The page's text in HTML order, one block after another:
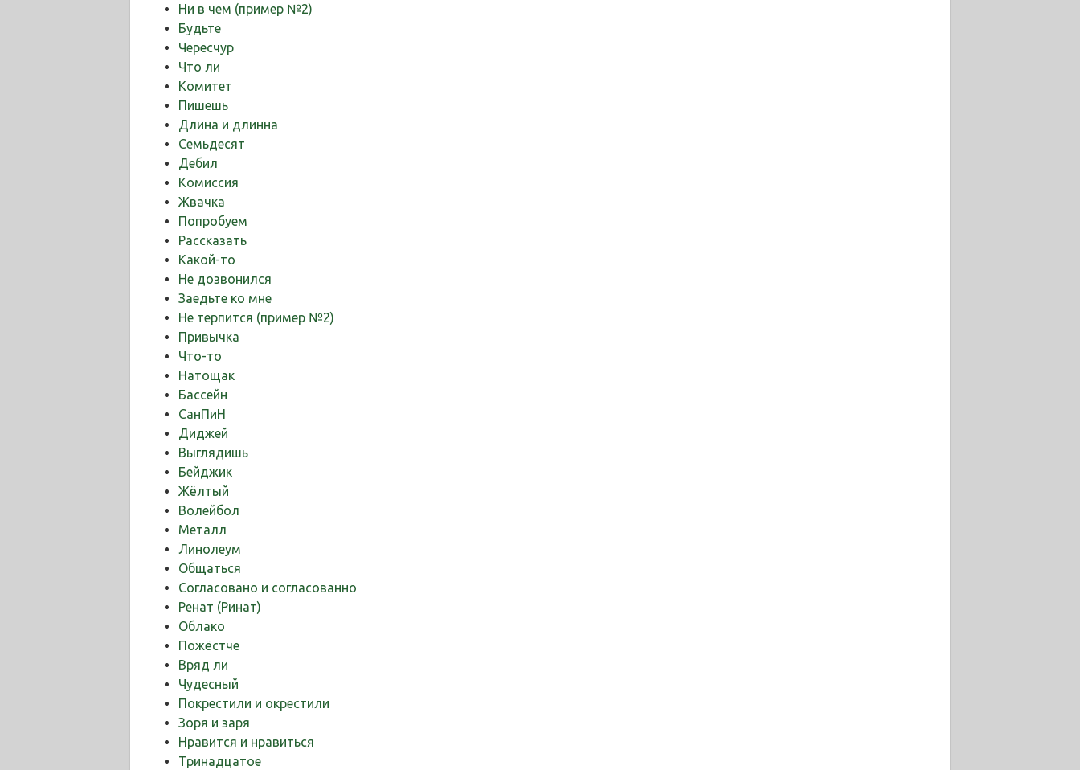
Ни в чем (пример №2)
Будьте
Чересчур
Что ли
Комитет
Пишешь
Длина и длинна
Семьдесят
Дебил
Комиссия
Жвачка
Попробуем
Рассказать
Какой-то
Не дозвонился
Заедьте ко мне
Не терпится (пример №2)
Привычка
Что-то
Натощак
Бассейн
СанПиН
Диджей
Выглядишь
Бейджик
Жёлтый
Волейбол
Металл
Линолеум
Общаться
Cогласовано и согласованно
Ренат (Ринат)
Облако
Пожёстче
Вряд ли
Чудесный
Покрестили и окрестили
Зоря и заря
Нравится и нравиться
Тринадцатое